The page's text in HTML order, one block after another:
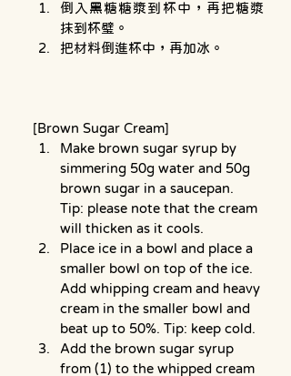
倒入黑糖糖漿到杯中，再把糖漿
抹到杯璧。
把材料倒進杯中，再加冰。
[Brown Sugar Cream]
Make brown sugar syrup by
simmering 50g water and 50g
brown sugar in a saucepan.
Tip: please note that the cream
will thicken as it cools.
Place ice in a bowl and place a
smaller bowl on top of the ice.
Add whipping cream and heavy
cream in the smaller bowl and
beat up to 50%. Tip: keep cold.
Add the brown sugar syrup
from (1) to the whipped cream